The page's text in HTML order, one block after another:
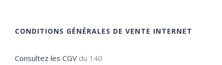
CONDITIONS GÉNÉRALES DE VENTE INTERNET
Consultez les CGV du 140